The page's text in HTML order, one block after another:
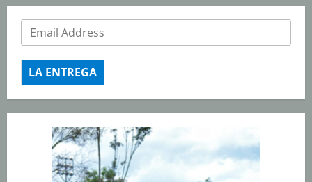
LA ENTREGA